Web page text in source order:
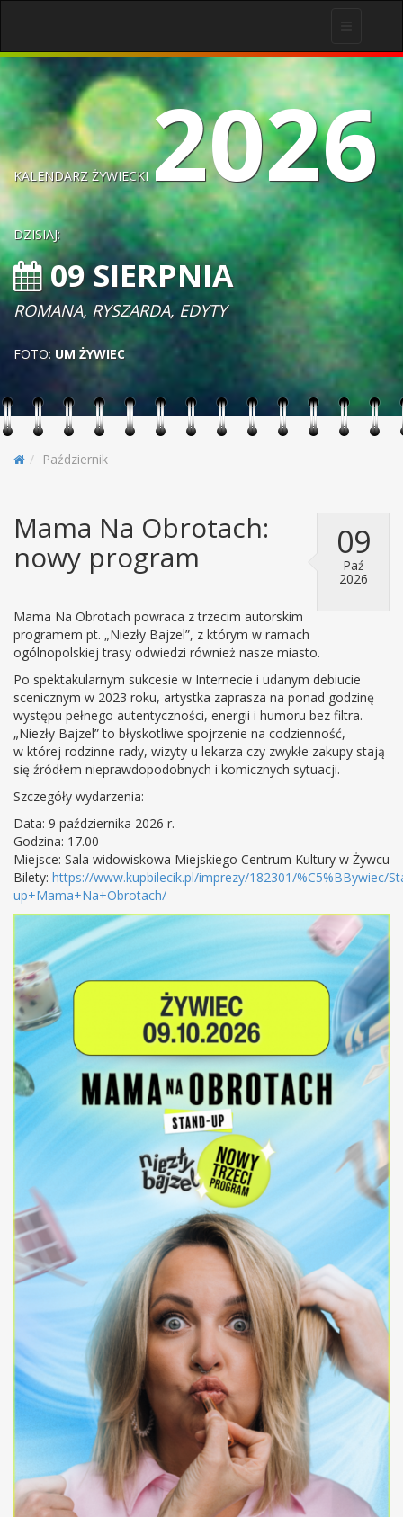
KALENDARZ ŻYWIECKI 2026
DZISIAJ:
09 SIERPNIA
ROMANA, RYSZARDA, EDYTY
FOTO: UM ŻYWIEC
Październik
09
Paź
2026
Mama Na Obrotach:
nowy program
Mama Na Obrotach powraca z trzecim autorskim
programem pt. „Niezły Bajzel”, z którym w ramach
ogólnopolskiej trasy odwiedzi również nasze miasto.
Po spektakularnym sukcesie w Internecie i udanym debiucie
scenicznym w 2023 roku, artystka zaprasza na ponad godzinę
występu pełnego autentyczności, energii i humoru bez filtra.
„Niezły Bajzel” to błyskotliwe spojrzenie na codzienność,
w której rodzinne rady, wizyty u lekarza czy zwykłe zakupy stają
się źródłem nieprawdopodobnych i komicznych sytuacji.
Szczegóły wydarzenia:
Data: 9 października 2026 r.
Godzina: 17.00
Miejsce: Sala widowiskowa Miejskiego Centrum Kultury w Żywcu
Bilety: https://www.kupbilecik.pl/imprezy/182301/%C5%BBywiec/
up+Mama+Na+Obrotach/